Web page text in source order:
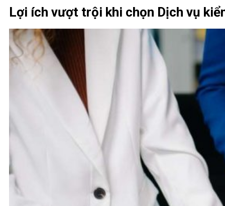
Lợi ích vượt trội khi chọn Dịch vụ